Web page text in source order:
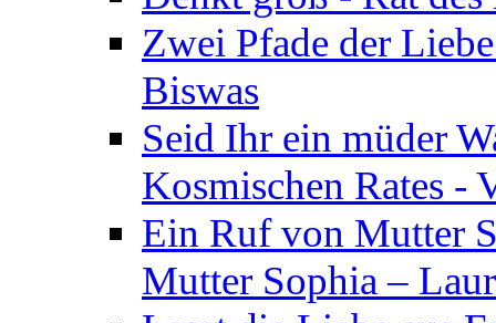
Zwei Pfade der
Biswas
Seid Ihr ein müder
Kosmischen Rates -
Ein Ruf von Mutter
Mutter Sophia –